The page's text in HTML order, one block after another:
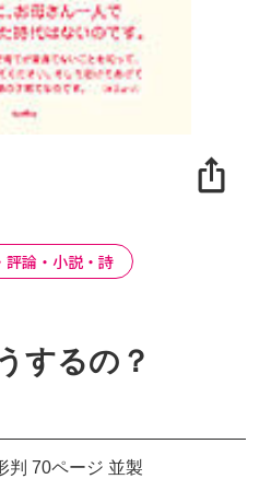
評論・小説・詩
するの？
判 70ページ 並製